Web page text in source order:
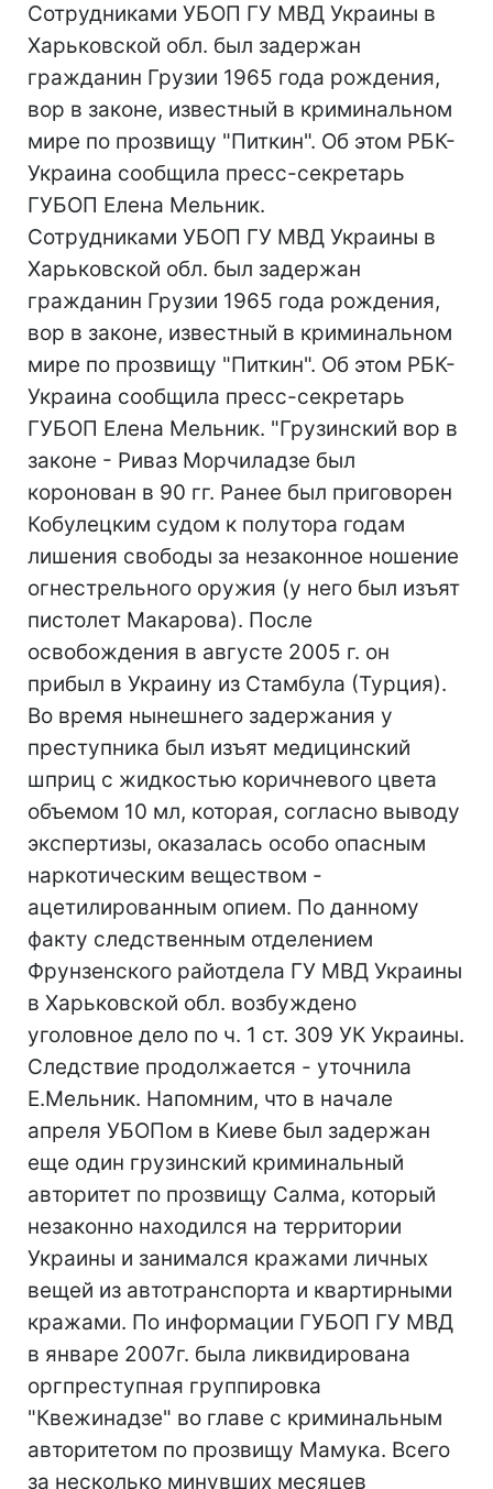
Сотрудниками УБОП ГУ МВД Украины в
Харьковской обл. был задержан
гражданин Грузии 1965 года рождения,
вор в законе, известный в криминальном
мире по прозвищу "Питкин". Об этом РБК-
Украина сообщила пресс-секретарь
ГУБОП Елена Мельник.
Сотрудниками УБОП ГУ МВД Украины в
Харьковской обл. был задержан
гражданин Грузии 1965 года рождения,
вор в законе, известный в криминальном
мире по прозвищу "Питкин". Об этом РБК-
Украина сообщила пресс-секретарь
ГУБОП Елена Мельник. "Грузинский вор в
законе - Риваз Морчиладзе был
коронован в 90 гг. Ранее был приговорен
Кобулецким судом к полутора годам
лишения свободы за незаконное ношение
огнестрельного оружия (у него был изъят
пистолет Макарова). После
освобождения в августе 2005 г. он
прибыл в Украину из Стамбула (Турция).
Во время нынешнего задержания у
преступника был изъят медицинский
шприц с жидкостью коричневого цвета
объемом 10 мл, которая, согласно выводу
экспертизы, оказалась особо опасным
наркотическим веществом -
ацетилированным опием. По данному
факту следственным отделением
Фрунзенского райотдела ГУ МВД Украины
в Харьковской обл. возбуждено
уголовное дело по ч. 1 ст. 309 УК Украины.
Следствие продолжается - уточнила
Е.Мельник. Напомним, что в начале
апреля УБОПом в Киеве был задержан
еще один грузинский криминальный
авторитет по прозвищу Салма, который
незаконно находился на территории
Украины и занимался кражами личных
вещей из автотранспорта и квартирными
кражами. По информации ГУБОП ГУ МВД
в январе 2007г. была ликвидирована
оргпреступная группировка
"Квежинадзе" во главе с криминальным
авторитетом по прозвищу Мамука. Всего
за несколько минувших месяцев